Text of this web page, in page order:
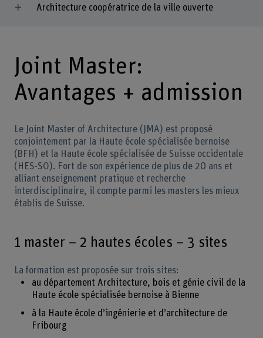
Architecture coopératrice de la ville ouverte
Joint Master:
Avantages + admission
Le Joint Master of Architecture (JMA) est proposé
conjointement par la Haute école spécialisée bernoise
(BFH) et la Haute école spécialisée de Suisse occidentale
(HES-SO). Fort de son expérience de plus de 20 ans et
alliant enseignement pratique et recherche
interdisciplinaire, il compte parmi les masters les mieux
établis de Suisse.
1 master – 2 hautes écoles – 3 sites
La formation est proposée sur trois sites:
au département Architecture, bois et génie civil de la
Haute école spécialisée bernoise à Bienne
à la Haute école d’ingénierie et d’architecture de
Fribourg